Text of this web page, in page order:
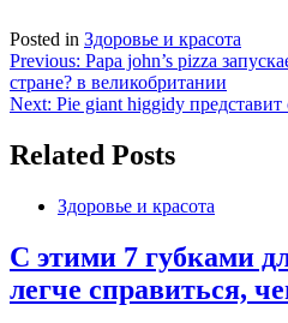
Posted in Здоровье и красота
Навигация
по
Previous: Papa john’s pizza
стране? в великобритании
Next: Pie giant higgidy
Related Posts
Здоровье и красота
С этими 7 губками
легче справиться,